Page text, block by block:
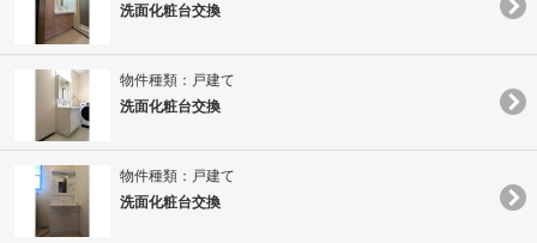
洗面化粧台交換
物件種類：戸建て
洗面化粧台交換
物件種類：戸建て
洗面化粧台交換